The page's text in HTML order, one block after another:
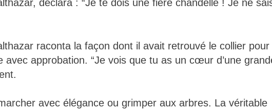
déclara : “Je te dois une fière chandelle ! Je ne
raconta la façon dont il avait retrouvé le collier pour
approbation. “Je vois que tu as un cœur d’une
avec élégance ou grimper aux arbres. La véritable